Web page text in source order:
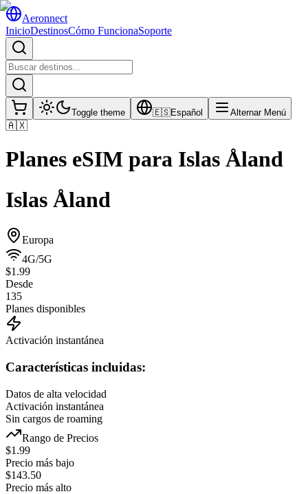
Aeronnect
InicioDestinosCómo FuncionaSoporte
Toggle theme 🇪🇸Español Alternar Menú
🇦🇽
Planes eSIM para Islas Åland
Islas Åland
Europa
4G/5G
$1.99
Desde
135
Planes disponibles
Activación instantánea
Características incluidas:
Datos de alta velocidad
Activación instantánea
Sin cargos de roaming
Rango de Precios
$1.99
Precio más bajo
$143.50
Precio más alto